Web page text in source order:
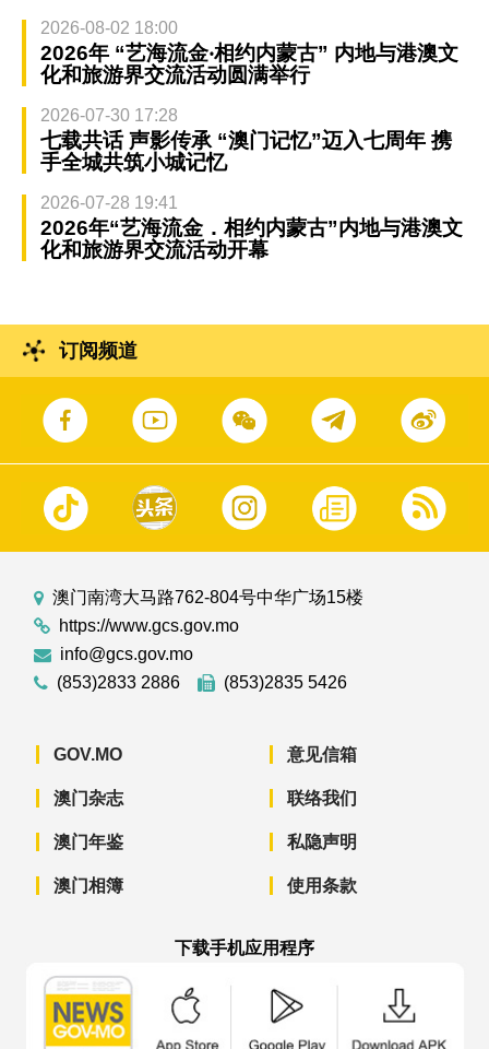
2026-08-02 18:00
2026年 “艺海流金‧相约内蒙古” 内地与港澳文
化和旅游界交流活动圆满举行
2026-07-30 17:28
七载共话 声影传承 “澳门记忆”迈入七周年 携
手全城共筑小城记忆
2026-07-28 19:41
2026年“艺海流金．相约内蒙古”内地与港澳文
化和旅游界交流活动开幕
订阅频道
澳门南湾大马路762-804号中华广场15楼
https://www.gcs.gov.mo
info@gcs.gov.mo
(853)2833 2886
(853)2835 5426
GOV.MO
澳门杂志
澳门年鉴
澳门相簿
意见信箱
联络我们
私隐声明
使用条款
下载手机应用程序